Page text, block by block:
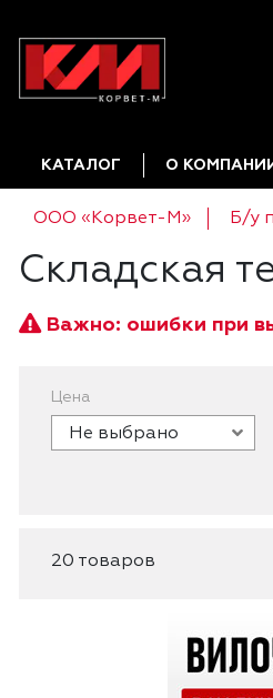
КАТАЛОГ О
ООО «Корвет-М» Б/у
Складская
Важно: ошибки при
Цена
Не выбрано
20 товаров